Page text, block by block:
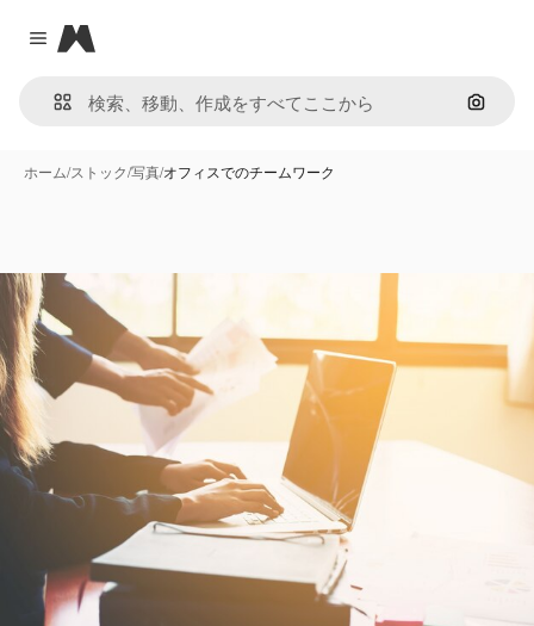
Close menu
Magnific
画像で
ホーム/ストック/写真/オフィスでのチームワーク